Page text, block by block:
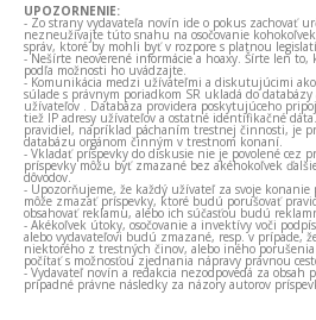
UPOZORNENIE:
- Zo strany vydavateľa novín ide o pokus zachovať
nezneužívajte túto snahu na osočovanie
správ, ktoré by mohli byť v rozpore s platnou
- Nešírte neoverené informácie a hoaxy. Šírte len
podľa možnosti ho uvádzajte.
- Komunikácia medzi užívateľmi a diskutujúcimi
súlade s právnym poriadkom SR ukladá do
užívateľov . Databáza providera poskytujúceho
tiež IP adresy užívateľov a ostatné identifikačné
pravidiel, napríklad páchaním trestnej činnosti, je
databázu orgánom činným v trestnom konaní.
- Vkladať príspevky do diskusie nie je povolené cez
príspevky môžu byť zmazané bez akéhokoľvek
dôvodov.
- Upozorňujeme, že každý užívateľ za svoje
môže zmazať príspevky, ktoré budú porušovať
obsahovať reklamu, alebo ich súčasťou budú
- Akékoľvek útoky, osočovanie a invektívy voči
alebo vydavateľovi budú zmazané, resp. v prípade,
niektorého z trestných činov, alebo iného
počítať s možnosťou zjednania nápravy právnou
- Vydavateľ novín a redakcia nezodpovedá za
prípadné právne následky za názory autorov